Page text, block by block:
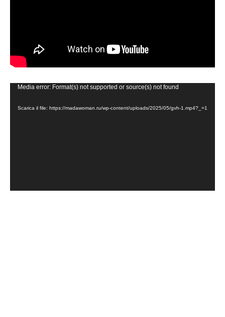
Video
Media error: Format(s) not supported or source(s) not found
Scarica il file: https://madawoman.ru/wp-content/uploads/2025/05/gvh-1.mp4?_=1